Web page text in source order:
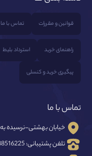
قوانین و مقررات تماس با ما
راهنمای خرید استرداد بلیط
پیگیری خرید و کنسلی
تماس با ما
خیابان بهشتی-نرسیده به
تلفن پشتیبانی: